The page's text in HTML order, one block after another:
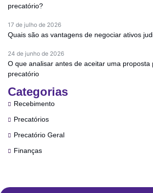
precatório?
17 de julho de 2026
Quais são as vantagens de negociar ativos
24 de junho de 2026
O que analisar antes de aceitar uma proposta
precatório
Categorias
Recebimento
Precatórios
Precatório Geral
Finanças